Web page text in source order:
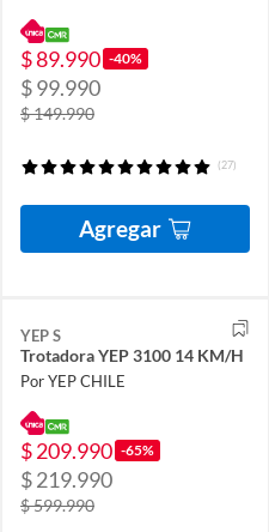
$ 89.990 -40%
$ 99.990
$ 149.990
(27)
Agregar
YEP S
Trotadora YEP 3100 14 KM/H
Por YEP CHILE
$ 209.990 -65%
$ 219.990
$ 599.990